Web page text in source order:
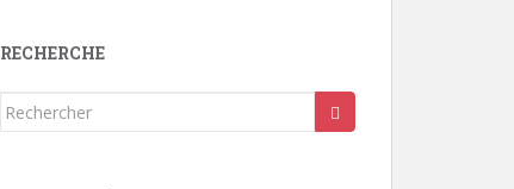
RECHERCHE
Rechercher...